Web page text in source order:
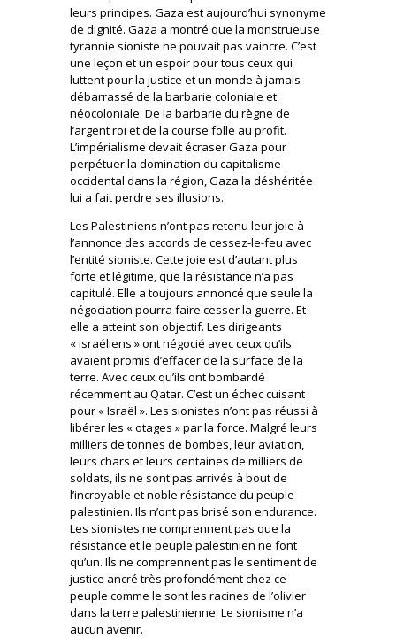
leurs principes. Gaza est aujourd’hui synonyme
de dignité. Gaza a montré que la monstrueuse
tyrannie sioniste ne pouvait pas vaincre. C’est
une leçon et un espoir pour tous ceux qui
luttent pour la justice et un monde à jamais
débarrassé de la barbarie coloniale et
néocoloniale. De la barbarie du règne de
l’argent roi et de la course folle au profit.
L’impérialisme devait écraser Gaza pour
perpétuer la domination du capitalisme
occidental dans la région, Gaza la déshéritée
lui a fait perdre ses illusions.
Les Palestiniens n’ont pas retenu leur joie à
l’annonce des accords de cessez-le-feu avec
l’entité sioniste. Cette joie est d’autant plus
forte et légitime, que la résistance n’a pas
capitulé. Elle a toujours annoncé que seule la
négociation pourra faire cesser la guerre. Et
elle a atteint son objectif. Les dirigeants
« israéliens » ont négocié avec ceux qu’ils
avaient promis d’effacer de la surface de la
terre. Avec ceux qu’ils ont bombardé
récemment au Qatar. C’est un échec cuisant
pour « Israël ». Les sionistes n’ont pas réussi à
libérer les « otages » par la force. Malgré leurs
milliers de tonnes de bombes, leur aviation,
leurs chars et leurs centaines de milliers de
soldats, ils ne sont pas arrivés à bout de
l’incroyable et noble résistance du peuple
palestinien. Ils n’ont pas brisé son endurance.
Les sionistes ne comprennent pas que la
résistance et le peuple palestinien ne font
qu’un. Ils ne comprennent pas le sentiment de
justice ancré très profondément chez ce
peuple comme le sont les racines de l’olivier
dans la terre palestinienne. Le sionisme n’a
aucun avenir.